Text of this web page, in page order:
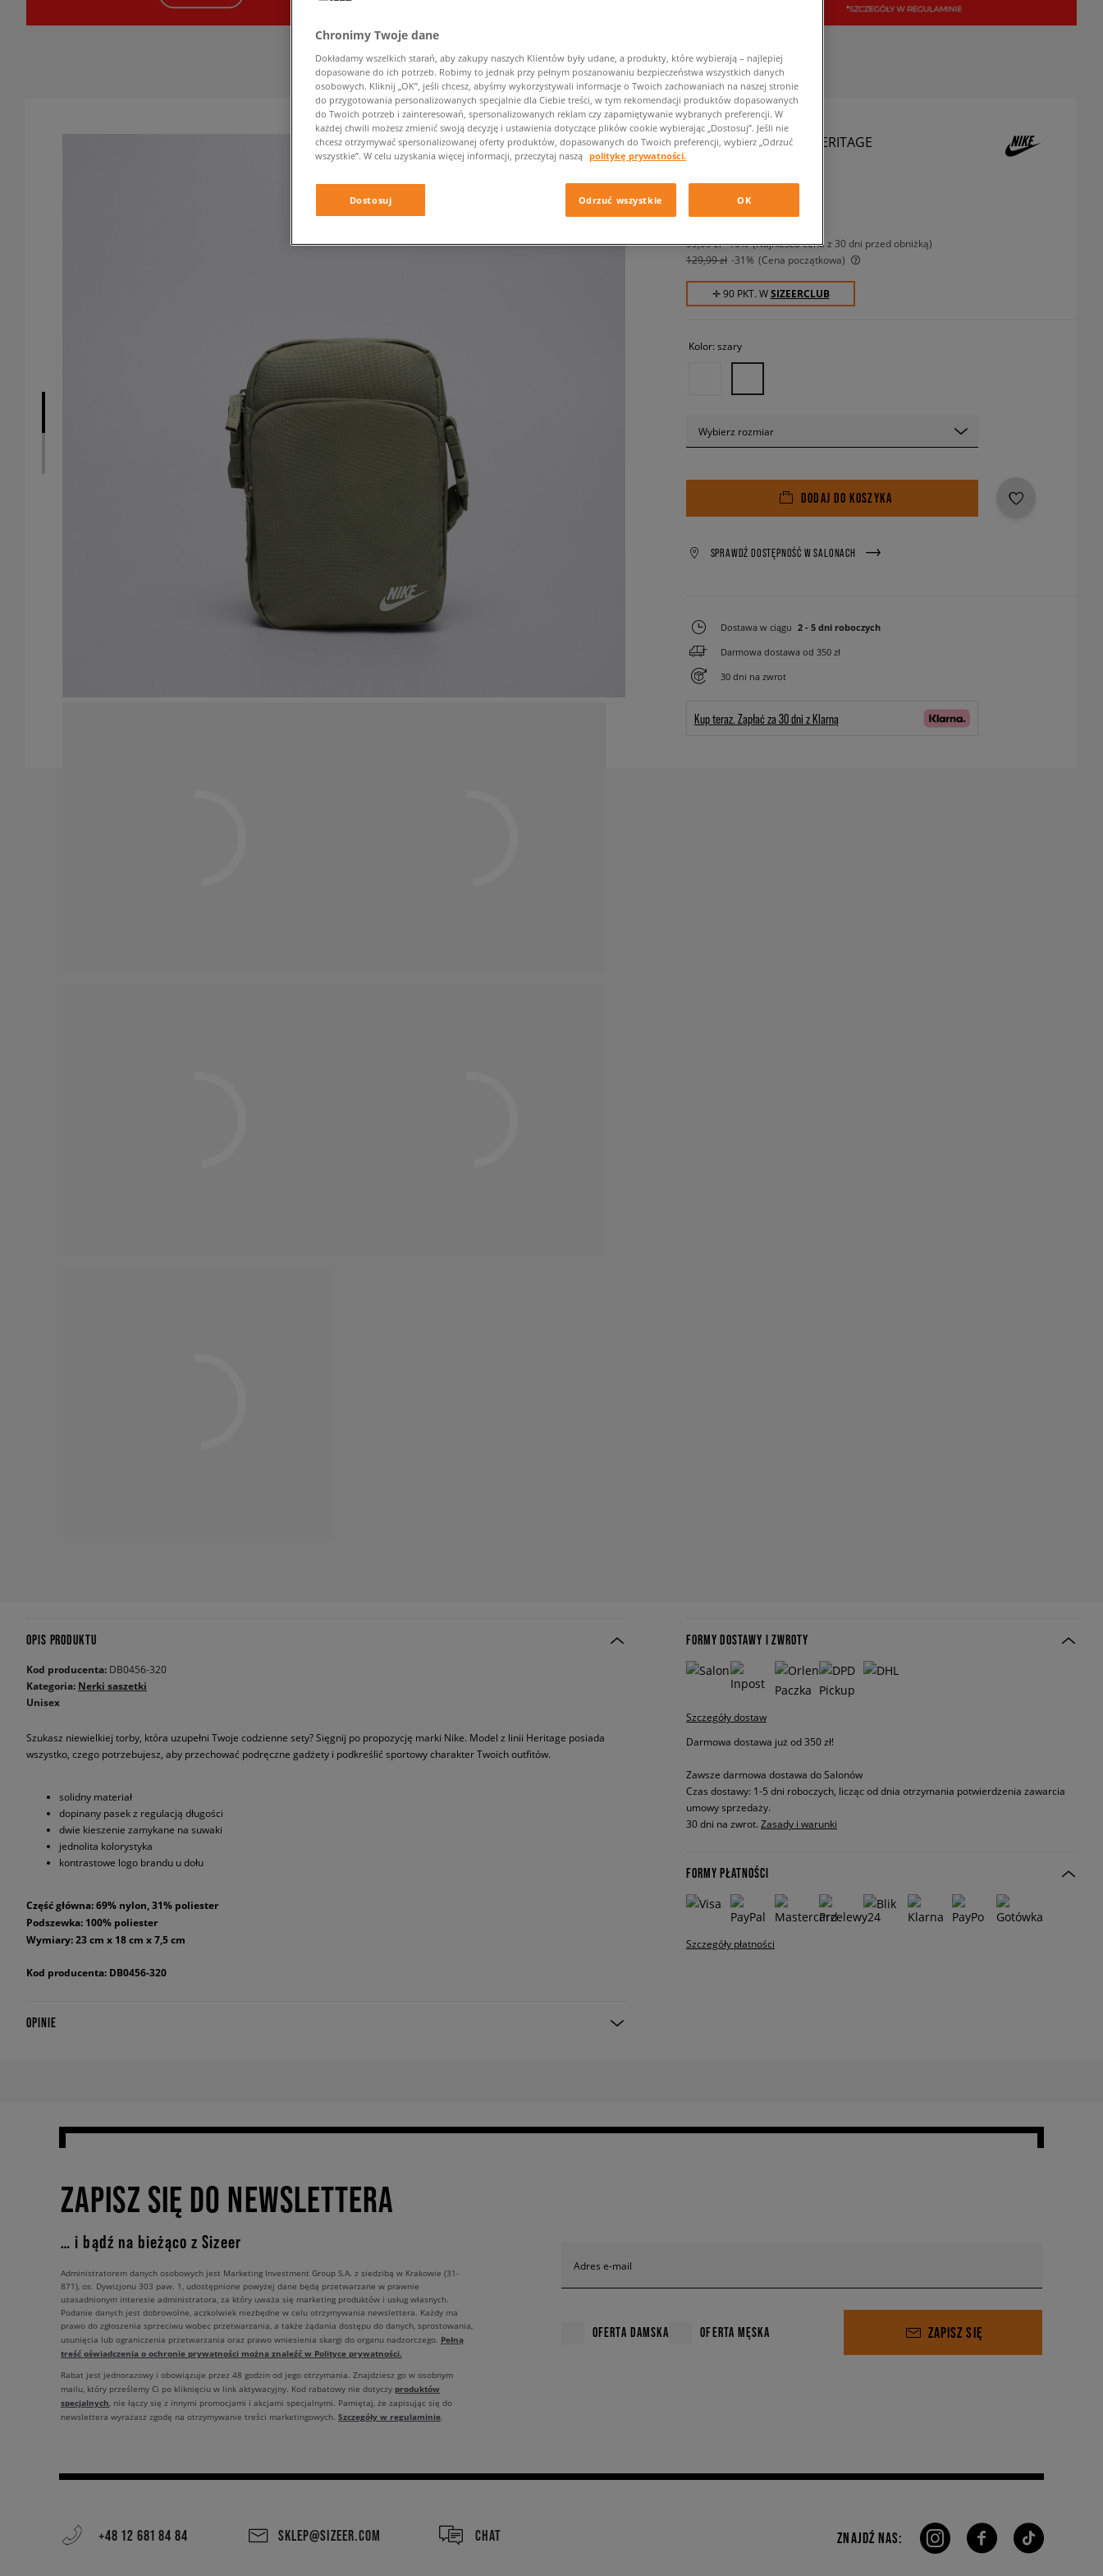
NIKE TOREBKA NIKE HERITAGE
89,99 zł
99,99 zł -10%
(najniższa cena z 30 dni przed obniżką)
129,99 zł -31% (Cena początkowa)
✛ 90 PKT. WSIZEERCLUB
Kolor: szary
Wybierz rozmiar
DODAJ DO KOSZYKA
SPRAWDŹ DOSTĘPNOŚĆ W SALONACH
Dostawa w ciągu 2 - 5 dni roboczych
Darmowa dostawa od 350 zł
30 dni na zwrot
Kup teraz. Zapłać za 30 dni z Klarną
OPIS PRODUKTU
Kod producenta: DB0456-320
Kategoria: Nerki saszetki
Unisex
Szukasz niewielkiej torby, która uzupełni Twoje codzienne sety? Sięgnij po propozycję marki Nike. Model z linii Heritage posiada
wszystko, czego potrzebujesz, aby przechować podręczne gadżety i podkreślić sportowy charakter Twoich outfitów.
solidny materiał
dopinany pasek z regulacją długości
dwie kieszenie zamykane na suwaki
jednolita kolorystyka
kontrastowe logo brandu u dołu
Część główna: 69% nylon, 31% poliester
Podszewka: 100% poliester
Wymiary: 23 cm x 18 cm x 7,5 cm
Kod producenta: DB0456-320
OPINIE
FORMY DOSTAWY I ZWROTY
Szczegóły dostaw
Darmowa dostawa już od 350 zł!
Zawsze darmowa dostawa do Salonów
Czas dostawy: 1-5 dni roboczych, licząc od dnia otrzymania potwierdzenia zawarcia
umowy sprzedaży.
30 dni na zwrot. Zasady i warunki
FORMY PŁATNOŚCI
Szczegóły płatności
ZAPISZ SIĘ DO NEWSLETTERA
… i bądź na bieżąco z Sizeer
Adres e-mail
OFERTA DAMSKA OFERTA MĘSKA ZAPISZ SIĘ
Administratorem danych osobowych jest Marketing Investment Group S.A. z siedzibą w Krakowie (31-
871), os. Dywizjonu 303 paw. 1, udostępnione powyżej dane będą przetwarzane w prawnie
uzasadnionym interesie administratora, za który uważa się marketing produktów i usług własnych.
Podanie danych jest dobrowolne, aczkolwiek niezbędne w celu otrzymywania newslettera. Każdy ma
prawo do zgłoszenia sprzeciwu wobec przetwarzania, a także żądania dostępu do danych, sprostowania,
usunięcia lub ograniczenia przetwarzania oraz prawo wniesienia skargi do organu nadzorczego. Pełną
treść oświadczenia o ochronie prywatności można znaleźć w Polityce prywatności.
Rabat jest jednorazowy i obowiązuje przez 48 godzin od jego otrzymania. Znajdziesz go w osobnym
mailu, który prześlemy Ci po kliknięciu w link aktywacyjny. Kod rabatowy nie dotyczy produktów
specjalnych, nie łączy się z innymi promocjami i akcjami specjalnymi. Pamiętaj, że zapisując się do
newslettera wyrażasz zgodę na otrzymywanie treści marketingowych. Szczegóły w regulaminie.
+48 12 681 84 84 SKLEP@SIZEER.COM CHAT ZNAJDŹ NAS:
Chronimy Twoje dane
Dokładamy wszelkich starań, aby zakupy naszych Klientów były udane, a produkty, które wybierają – najlepiej
dopasowane do ich potrzeb. Robimy to jednak przy pełnym poszanowaniu bezpieczeństwa wszystkich danych
osobowych. Kliknij „OK”, jeśli chcesz, abyśmy wykorzystywali informacje o Twoich zachowaniach na naszej stronie
do przygotowania personalizowanych specjalnie dla Ciebie treści, w tym rekomendacji produktów dopasowanych
do Twoich potrzeb i zainteresowań, spersonalizowanych reklam czy zapamiętywanie wybranych preferencji. W
każdej chwili możesz zmienić swoją decyzję i ustawienia dotyczące plików cookie wybierając „Dostosuj”. Jeśli nie
chcesz otrzymywać spersonalizowanej oferty produktów, dopasowanych do Twoich preferencji, wybierz „Odrzuć
wszystkie”. W celu uzyskania więcej informacji, przeczytaj naszą politykę prywatności.
Dostosuj Odrzuć wszystkie OK